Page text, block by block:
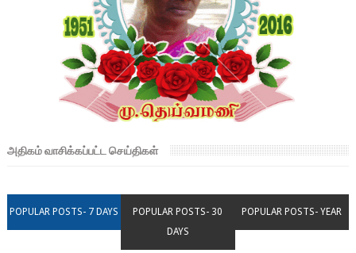
அதிகம் வாசிக்கப்பட்ட செய்திகள்
POPULAR POSTS- 7 DAYS
POPULAR POSTS- 30
DAYS
POPULAR POSTS- YEAR